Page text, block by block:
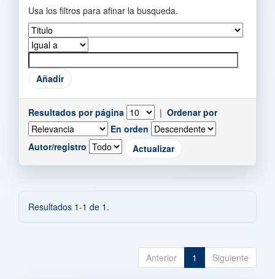
Usa los filtros para afinar la busqueda.
Resultados por página | Ordenar por
En orden
Autor/registro
Resultados 1-1 de 1.
Anterior 1 Siguiente